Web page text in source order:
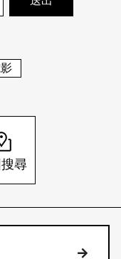
English
登入/註冊
尋
下個月